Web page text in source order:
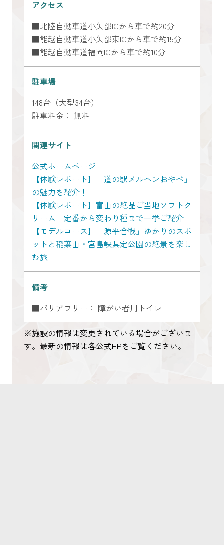
アクセス
■北陸自動車道小矢部ICから車で約20分
■能越自動車道小矢部東ICから車で約15分
■能越自動車道福岡ICから車で約10分
駐車場
148台（大型34台）
駐車料金： 無料
関連サイト
公式ホームページ
【体験レポート】「道の駅メルヘンおやべ」
の魅力を紹介！
【体験レポート】富山の絶品ご当地ソフトク
リーム｜定番から変わり種まで一挙ご紹介
【モデルコース】「源平合戦」ゆかりのスポ
ットと稲葉山・宮島峡県定公園の絶景を楽し
む旅
備考
■バリアフリー： 障がい者用トイレ
※施設の情報は変更されている場合がございま
す。最新の情報は各公式HPをご覧ください。